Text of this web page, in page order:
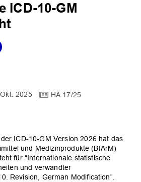
ICD-10-GM
2025 HA 17/25
ICD-10-GM Version 2026 hat das
und Medizinprodukte (BfArM)
für “Internationale statistische
und verwandter
Revision, German Modification”.